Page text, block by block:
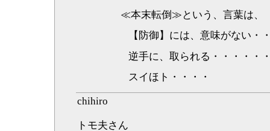
≪本末転倒≫という、言葉は、
【防御】には、意味がない・・
逆手に、取られる・・・・・
スイほト・・・・
chihiro
トモ夫さん